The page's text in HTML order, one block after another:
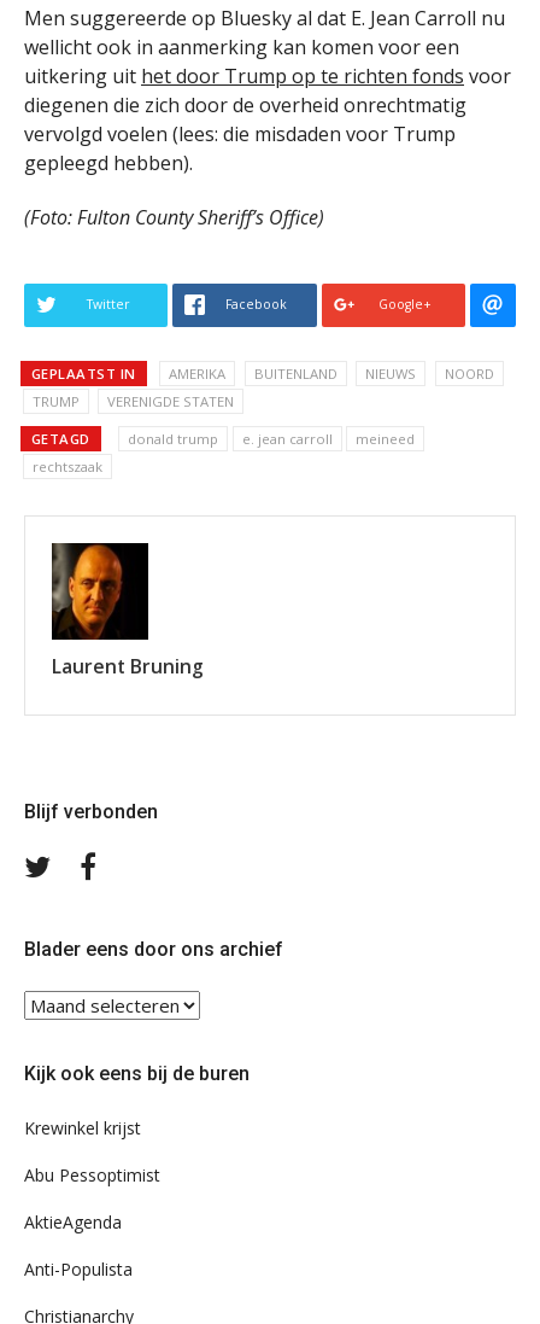
Men suggereerde op Bluesky al dat E. Jean Carroll nu
wellicht ook in aanmerking kan komen voor een
uitkering uit het door Trump op te richten fonds voor
diegenen die zich door de overheid onrechtmatig
vervolgd voelen (lees: die misdaden voor Trump
gepleegd hebben).
(Foto: Fulton County Sheriff’s Office)
Twitter Facebook Google+
GEPLAATST IN AMERIKA BUITENLAND NIEUWS
NOORD
TRUMP
VERENIGDE STATEN
GETAGD donald trump e. jean carroll
meineed
rechtszaak
Laurent Bruning
Blijf verbonden
Volg
Blader eens door ons archief
Blader
eens
ons
Kijk ook eens bij de buren
Krewinkel krijst
Abu Pessoptimist
AktieAgenda
Anti-Populista
Christianarchy